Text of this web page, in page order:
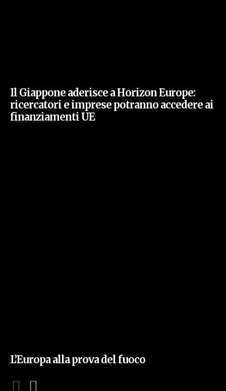
Il Giappone aderisce a Horizon Europe:
ricercatori e imprese potranno accedere ai
finanziamenti UE
L’Europa alla prova del fuoco